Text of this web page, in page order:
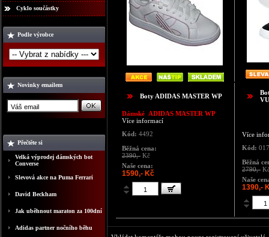
Cyklo součástky
Podle výrobce
Novinky emailem
Přečtěte si
Velká výprodej dámských bot
Converse
Slevová akce na Puma Ferrari
David Beckham
Jak uběhnout maraton za 100dní
Adidas partner nočního běhu
Boty ADIDAS MASTER WP
Dámské ADIDAS MASTER WP
Více informací
Kód: 4492
Běžná cena:
2390,- Kč
Naše cena:
1590,- Kč
Více
Kód:
Běžná
2790,-
Naše
1390,-